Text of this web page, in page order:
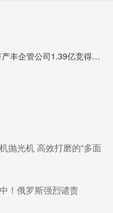
华夏理财 湖州市产丰企管公司1.39亿竞得海口中海国际中心2号楼
抛光机 高效打磨的“多面
！俄罗斯强烈谴责